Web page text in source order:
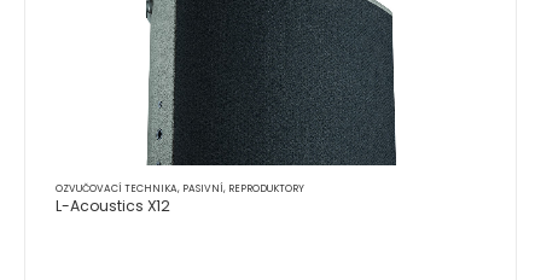
OZVUČOVACÍ TECHNIKA, PASIVNÍ, REPRODUKTORY
L-Acoustics X12